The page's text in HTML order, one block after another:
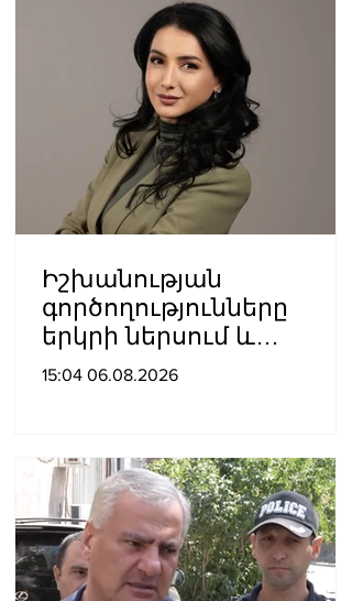
պողոտա խաչմերուկը
երթևեկության համար
փակ է լինելու
Իշխանության
գործողությունները
երկրի ներսում և
արտաքին ճակատում
լինելը, ամրապնդում են
խորքային
մտահոգությունները
պետականության,
ազգային արժեքների և
15:04 06.08.2026